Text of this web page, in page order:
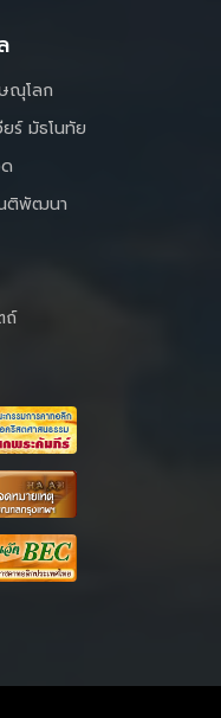
ณุโลก
ยร์ มัธโนทัย
นติพัฒนา
ถ์